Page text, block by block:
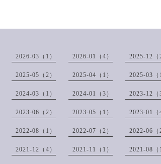
2026-03（1） 2026-01（4） 2025-12（2
2025-05（2） 2025-04（1） 2025-03（1
2024-03（1） 2024-01（3） 2023-12（3
2023-06（2） 2023-05（1） 2023-01（4
2022-08（1） 2022-07（2） 2022-06（2
2021-12（4） 2021-11（1） 2021-08（1